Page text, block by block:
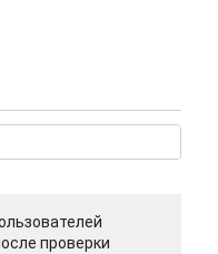
проверки